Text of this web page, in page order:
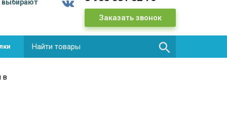
выбирают
Заказать звонок

в